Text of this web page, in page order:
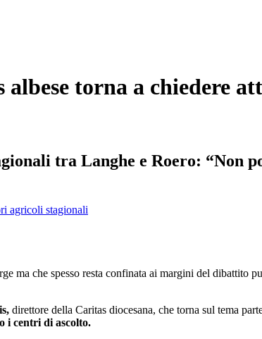
torna a chiedere
tra Langhe e Roero: “Non
ma che spesso resta confinata ai margini del dibattito
direttore della Caritas diocesana, che torna sul tema
i centri di ascolto.